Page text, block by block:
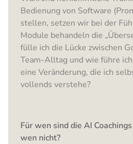
Bedienung von Software
stellen, setzen wir bei der
Module behandeln die
fülle ich die Lücke zwischen
Team-Alltag und wie führe
eine Veränderung, die ich
vollends verstehe?
Für wen sind die AI
wen nicht?